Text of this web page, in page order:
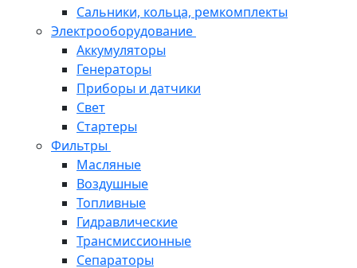
Сальники, кольца, ремкомплекты
Электрооборудование
Аккумуляторы
Генераторы
Приборы и датчики
Свет
Стартеры
Фильтры
Масляные
Воздушные
Топливные
Гидравлические
Трансмиссионные
Сепараторы